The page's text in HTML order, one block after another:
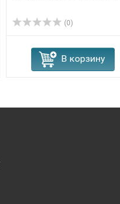
(0)
В корзину